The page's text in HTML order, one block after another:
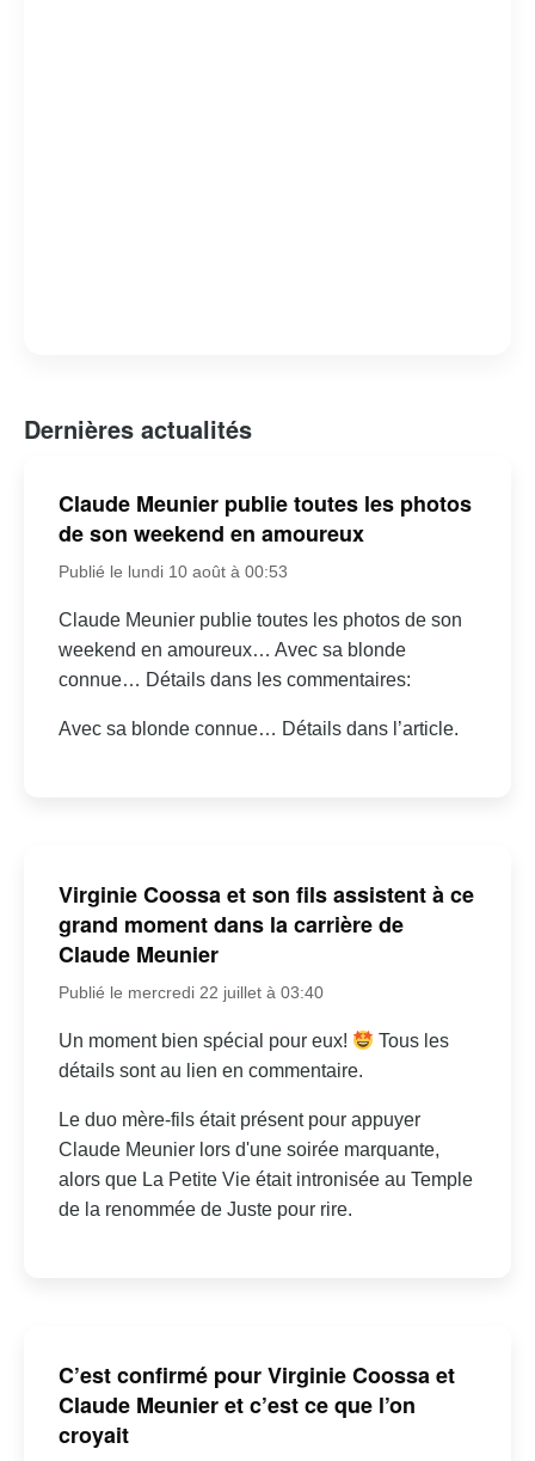
Dernières actualités
Claude Meunier publie toutes les photos
de son weekend en amoureux
Publié le lundi 10 août à 00:53
Claude Meunier publie toutes les photos de son
weekend en amoureux… Avec sa blonde
connue… Détails dans les commentaires:
Avec sa blonde connue… Détails dans l’article.
Virginie Coossa et son fils assistent à ce
grand moment dans la carrière de
Claude Meunier
Publié le mercredi 22 juillet à 03:40
Un moment bien spécial pour eux!
Tous les
détails sont au lien en commentaire.
Le duo mère-fils était présent pour appuyer
Claude Meunier lors d'une soirée marquante,
alors que La Petite Vie était intronisée au Temple
de la renommée de Juste pour rire.
C’est confirmé pour Virginie Coossa et
Claude Meunier et c’est ce que l’on
croyait